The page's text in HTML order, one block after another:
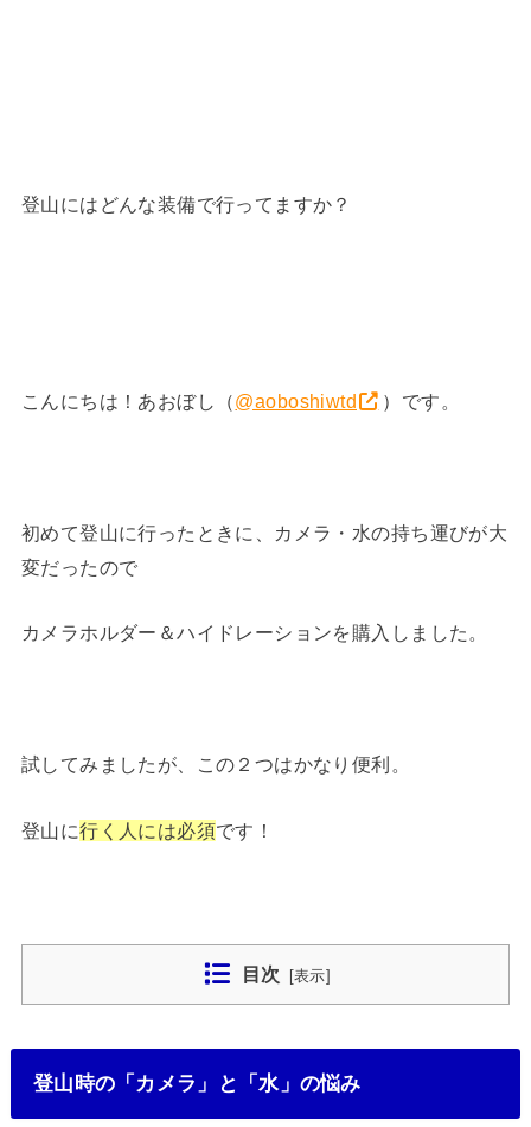
登山にはどんな装備で行ってますか？
こんにちは！あおぼし （@aoboshiwtd ）です。
初めて登山に行ったときに、カメラ・水の持ち運びが大
変だったので
カメラホルダー＆ハイドレーションを購入しました。
試してみましたが、この２つはかなり便利。
登山に行く人には必須です！
目次 表示
登山時の「カメラ」と「水」の悩み